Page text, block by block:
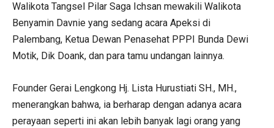
Walikota Tangsel Pilar Saga Ichsan mewakili Walikota
Benyamin Davnie yang sedang acara Apeksi di
Palembang, Ketua Dewan Penasehat PPPI Bunda Dewi
Motik, Dik Doank, dan para tamu undangan lainnya.
Founder Gerai Lengkong Hj. Lista Hurustiati SH., MH.,
menerangkan bahwa, ia berharap dengan adanya acara
perayaan seperti ini akan lebih banyak lagi orang yang